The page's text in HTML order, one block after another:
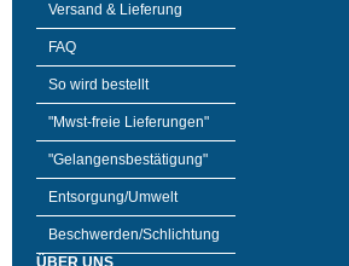
Versand & Lieferung
FAQ
So wird bestellt
"Mwst-freie Lieferungen"
"Gelangensbestätigung"
Entsorgung/Umwelt
Beschwerden/Schlichtung
ÜBER UNS